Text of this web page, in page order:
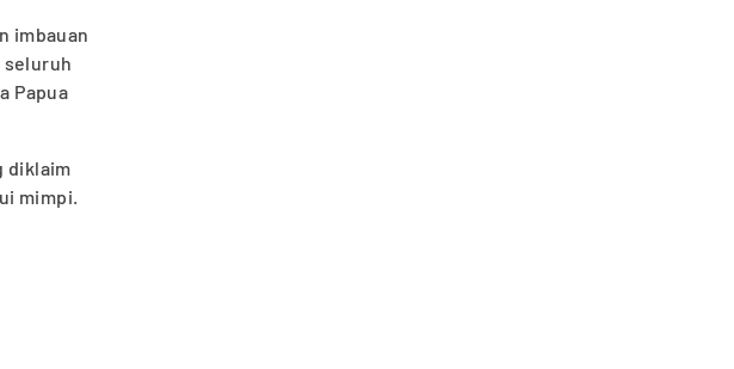
imbauan
seluruh
Papua
diklaim
mimpi.